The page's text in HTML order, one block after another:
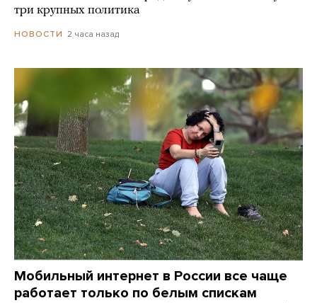
три крупных политика
НОВОСТИ 2 часа назад
Мобильный интернет в России все чаще
работает только по белым спискам